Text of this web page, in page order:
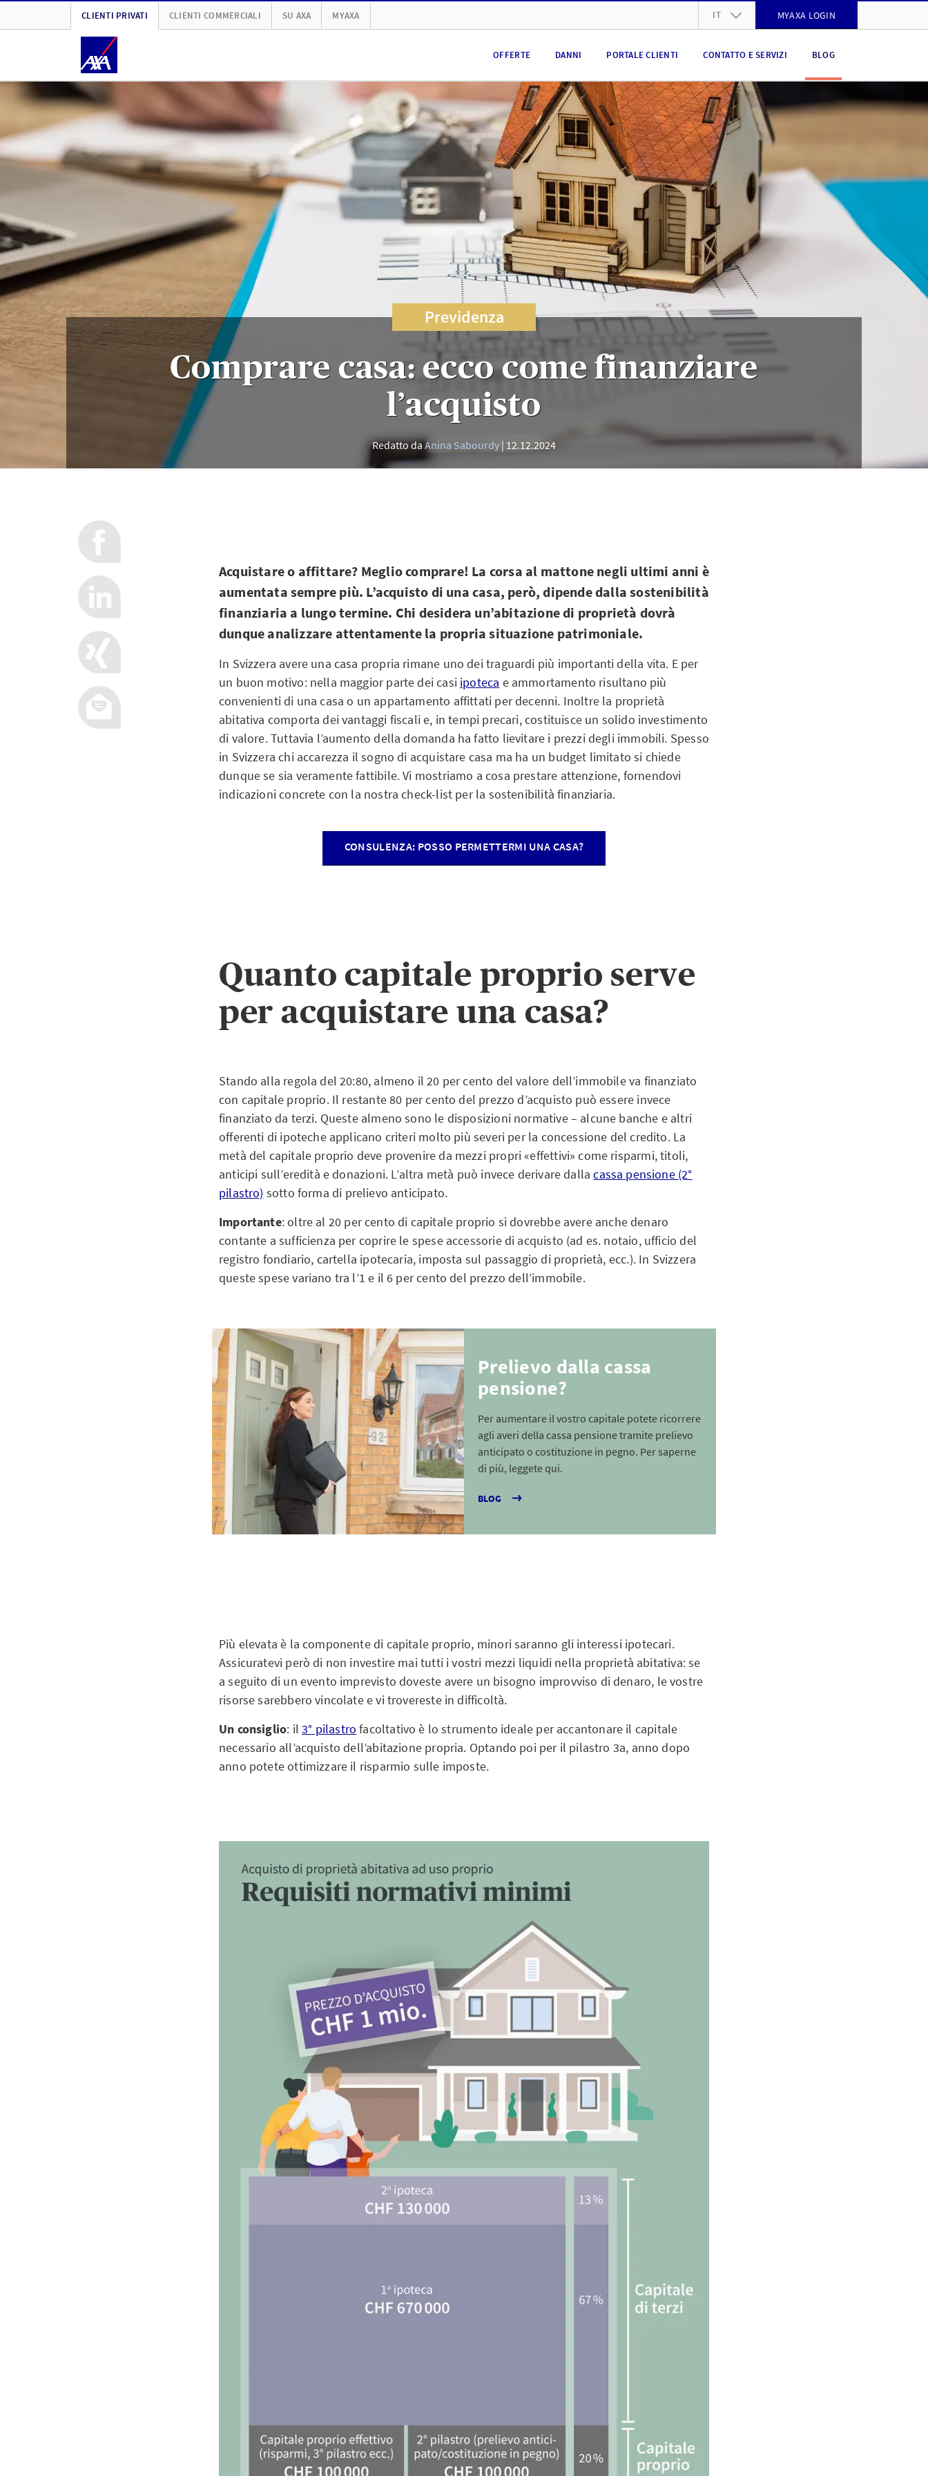
CLIENTI PRIVATI CLIENTI COMMERCIALI SU AXA MYAXA IT
IT
EN
MYAXA LOGIN
OFFERTE DANNI PORTALE CLIENTI CONTATTO E SERVIZI BLOG
Previdenza
Comprare casa: ecco come finanziare
l’acquisto
Redatto daAnina Sabourdy 12.12.2024
Acquistare o affittare? Meglio comprare! La corsa al mattone negli ultimi anni è
aumentata sempre più. L’acquisto di una casa, però, dipende dalla sostenibilità
finanziaria a lungo termine. Chi desidera un’abitazione di proprietà dovrà
dunque analizzare attentamente la propria situazione patrimoniale.
In Svizzera avere una casa propria rimane uno dei traguardi più importanti della vita. E per
un buon motivo: nella maggior parte dei casi ipoteca e ammortamento risultano più
convenienti di una casa o un appartamento affittati per decenni. Inoltre la proprietà
abitativa comporta dei vantaggi fiscali e, in tempi precari, costituisce un solido investimento
di valore. Tuttavia l’aumento della domanda ha fatto lievitare i prezzi degli immobili. Spesso
in Svizzera chi accarezza il sogno di acquistare casa ma ha un budget limitato si chiede
dunque se sia veramente fattibile. Vi mostriamo a cosa prestare attenzione, fornendovi
indicazioni concrete con la nostra check-list per la sostenibilità finanziaria.
CONSULENZA: POSSO PERMETTERMI UNA CASA?
Quanto capitale proprio serve
per acquistare una casa?
Stando alla regola del 20:80, almeno il 20 per cento del valore dell’immobile va finanziato
con capitale proprio. Il restante 80 per cento del prezzo d’acquisto può essere invece
finanziato da terzi. Queste almeno sono le disposizioni normative – alcune banche e altri
offerenti di ipoteche applicano criteri molto più severi per la concessione del credito. La
metà del capitale proprio deve provenire da mezzi propri «effettivi» come risparmi, titoli,
anticipi sull’eredità e donazioni. L’altra metà può invece derivare dallacassa pensione (2°
pilastro) sotto forma di prelievo anticipato.
Importante: oltre al 20 per cento di capitale proprio si dovrebbe avere anche denaro
contante a sufficienza per coprire le spese accessorie di acquisto (ad es. notaio, ufficio del
registro fondiario, cartella ipotecaria, imposta sul passaggio di proprietà, ecc.). In Svizzera
queste spese variano tra l’1 e il 6 per cento del prezzo dell’immobile.
Prelievo dalla cassa
pensione?
Per aumentare il vostro capitale potete ricorrere
agli averi della cassa pensione tramite prelievo
anticipato o costituzione in pegno. Per saperne
di più, leggete qui.
BLOG
Più elevata è la componente di capitale proprio, minori saranno gli interessi ipotecari.
Assicuratevi però di non investire mai tutti i vostri mezzi liquidi nella proprietà abitativa: se
a seguito di un evento imprevisto doveste avere un bisogno improvviso di denaro, le vostre
risorse sarebbero vincolate e vi trovereste in difficoltà.
Un consiglio: il3° pilastro facoltativo è lo strumento ideale per accantonare il capitale
necessario all’acquisto dell’abitazione propria. Optando poi per il pilastro 3a, anno dopo
anno potete ottimizzare il risparmio sulle imposte.